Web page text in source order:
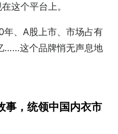
这个平台上。
、A股上市、市场占有
……这个品牌悄无声息地
事，统领中国内衣市